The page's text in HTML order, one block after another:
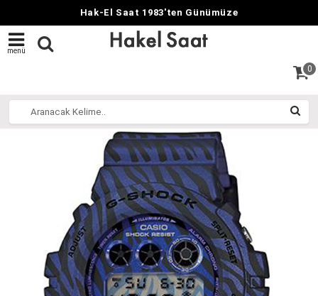
Hak-El Saat 1983'ten Günümüze
menü
0